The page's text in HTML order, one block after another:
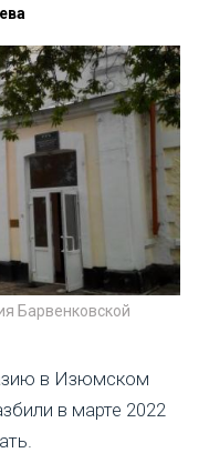
Барвенковской
в Изюмском
в марте 2022